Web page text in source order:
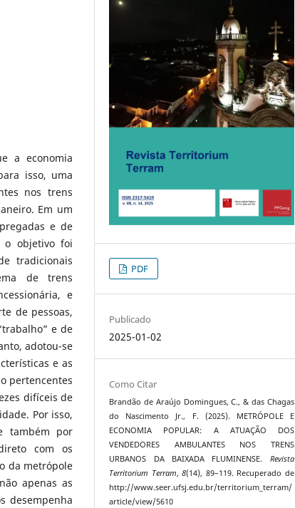
a economia
isso, uma
nos trens
Em um
e de
o objetivo foi
tradicionais
de trens
e
de pessoas,
e de
adotou-se
e as
pertencentes
difíceis de
Por isso,
também por
com os
da metrópole
apenas as
desempenha
PDF
Publicado
2025-01-02
Como Citar
Brandão de Araújo Domingues, C., & das Chagas
do Nascimento Jr., F. (2025). METRÓPOLE E
ECONOMIA POPULAR: A ATUAÇÃO DOS
VENDEDORES AMBULANTES NOS TRENS
URBANOS DA BAIXADA FLUMINENSE. Revista
Territorium Terram,8(14), 89–119. Recuperado de
http://www.seer.ufsj.edu.br/territorium_terram/
article/view/5610